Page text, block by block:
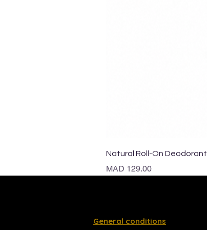
Natural Roll-On Deodorant
Price
MAD 129.00
General conditions